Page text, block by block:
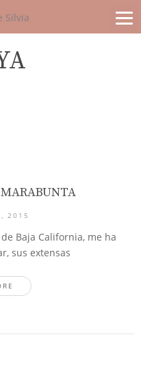
MARABUNTA
2015
Baja California, me ha
sus extensas